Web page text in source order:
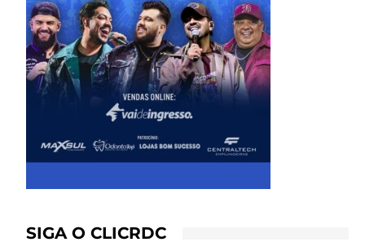
SIGA O CLICRDC